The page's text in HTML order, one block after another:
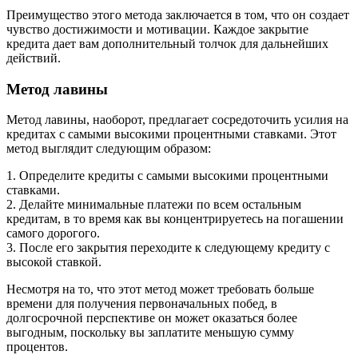
Преимущество этого метода заключается в том, что он создает
чувство достижимости и мотивации. Каждое закрытие
кредита дает вам дополнительный толчок для дальнейших
действий.
Метод лавины
Метод лавины, наоборот, предлагает сосредоточить усилия на
кредитах с самыми высокими процентными ставками. Этот
метод выглядит следующим образом:
1. Определите кредиты с самыми высокими процентными
ставками.
2. Делайте минимальные платежи по всем остальным
кредитам, в то время как вы концентрируетесь на погашении
самого дорогого.
3. После его закрытия переходите к следующему кредиту с
высокой ставкой.
Несмотря на то, что этот метод может требовать больше
времени для получения первоначальных побед, в
долгосрочной перспективе он может оказаться более
выгодным, поскольку вы заплатите меньшую сумму
процентов.